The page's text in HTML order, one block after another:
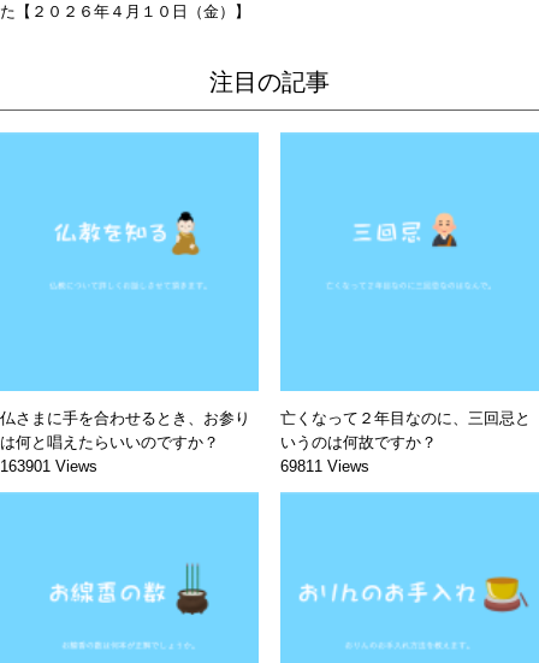
た【２０２６年４月１０日（金）】
注目の記事
仏さまに手を合わせるとき、お参り
は何と唱えたらいいのですか？
163901 Views
亡くなって２年目なのに、三回忌と
いうのは何故ですか？
69811 Views